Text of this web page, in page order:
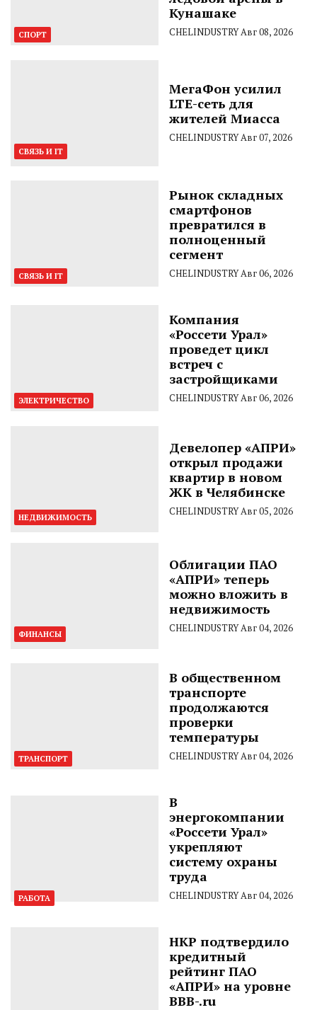
СПОРТ
Кунашаке
CHELINDUSTRYАвг 08, 2026
СВЯЗЬ И IT
МегаФон усилил
LTE-сеть для
жителей Миасса
CHELINDUSTRYАвг 07, 2026
СВЯЗЬ И IT
Рынок складных
смартфонов
превратился в
полноценный
сегмент
CHELINDUSTRYАвг 06, 2026
ЭЛЕКТРИЧЕСТВО
Компания
«Россети Урал»
проведет цикл
встреч с
застройщиками
CHELINDUSTRYАвг 06, 2026
НЕДВИЖИМОСТЬ
Девелопер «АПРИ»
открыл продажи
квартир в новом
ЖК в Челябинске
CHELINDUSTRYАвг 05, 2026
ФИНАНСЫ
Облигации ПАО
«АПРИ» теперь
можно вложить в
недвижимость
CHELINDUSTRYАвг 04, 2026
ТРАНСПОРТ
В общественном
транспорте
продолжаются
проверки
температуры
CHELINDUSTRYАвг 04, 2026
РАБОТА
В
энергокомпании
«Россети Урал»
укрепляют
систему охраны
труда
CHELINDUSTRYАвг 04, 2026
НКР подтвердило
кредитный
рейтинг ПАО
«АПРИ» на уровне
BBB-.ru